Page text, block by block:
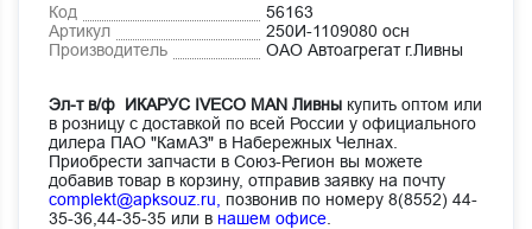
Код
56163
Артикул
250И-1109080 осн
Производитель
ОАО Автоагрегат г.Ливны
Эл-т в/ф ИКАРУС IVECO MAN Ливны купить оптом или
в розницу с доставкой по всей России у официального
дилера ПАО "КамАЗ" в Набережных Челнах.
Приобрести запчасти в Союз-Регион вы можете
добавив товар в корзину, отправив заявку на почту
complekt@apksouz.ru,
позвонив по номеру 8(8552) 44-
35-36,44-35-35 или в нашем офисе